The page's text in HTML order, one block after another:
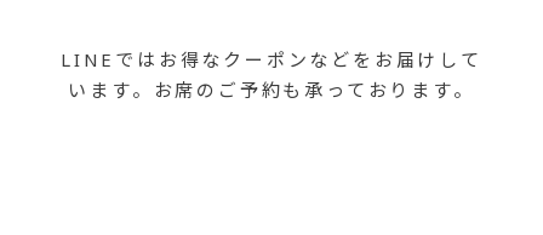
LINEではお得なクーポンなどをお届けして
います。お席のご予約も承っております。